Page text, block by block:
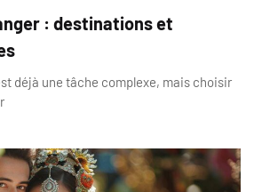
: destinations et
déjà une tâche complexe, mais choisir